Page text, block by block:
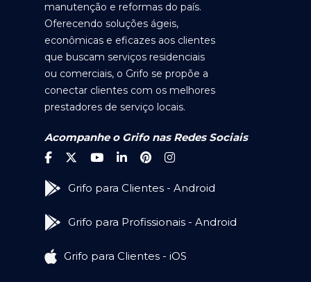
manutenção e reformas do país.
Oferecendo soluções ágeis,
econômicas e eficazes aos clientes
que buscam serviços residenciais
ou comerciais, o Grifo se propõe a
conectar clientes com os melhores
prestadores de serviço locais.
Acompanhe o Grifo nas Redes Sociais
Grifo para Clientes - Android
Grifo para Profissionais - Android
Grifo para Clientes - iOS